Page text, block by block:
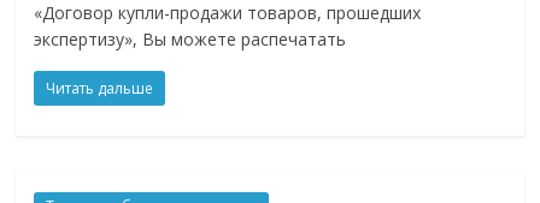
«Договор купли-продажи товаров, прошедших
экспертизу», Вы можете распечатать
Читать дальше